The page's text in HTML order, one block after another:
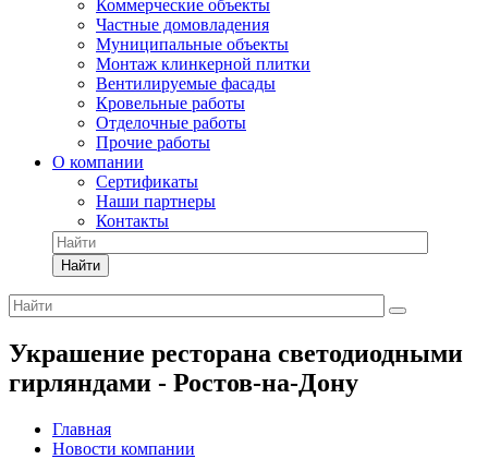
Коммерческие объекты
Частные домовладения
Муниципальные объекты
Монтаж клинкерной плитки
Вентилируемые фасады
Кровельные работы
Отделочные работы
Прочие работы
О компании
Сертификаты
Наши партнеры
Контакты
Найти
Украшение ресторана светодиодными
гирляндами - Ростов-на-Дону
Главная
Новости компании